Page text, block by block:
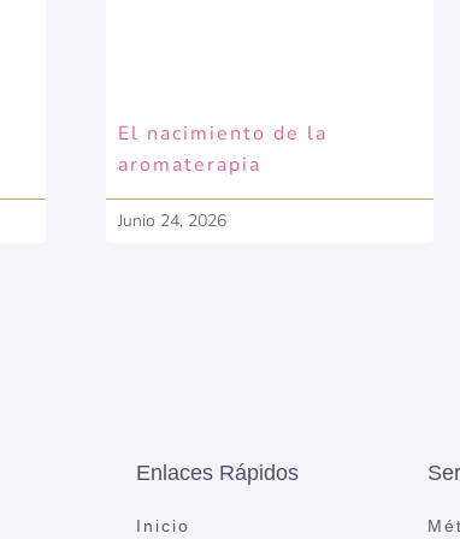
El nacimiento de la
aromaterapia
Junio 24, 2026
Enlaces Rápidos
Inicio